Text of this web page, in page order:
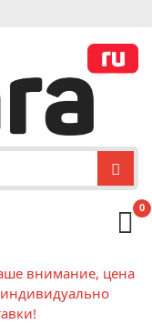
0
внимание, цена
индивидуально